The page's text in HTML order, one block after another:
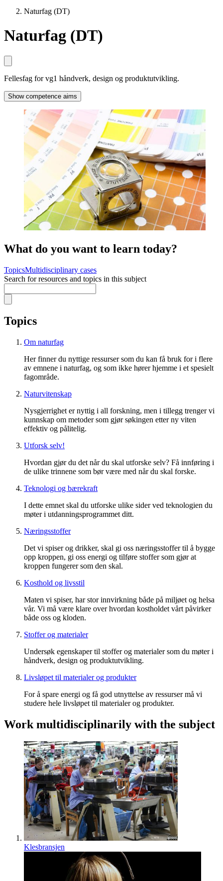
Naturfag (DT)
Naturfag (DT)
Fellesfag for vg1 håndverk, design og produktutvikling.
Show competence aims
What do you want to learn today?
TopicsMultidisciplinary cases
Search for resources and topics in this subject
Topics
Om naturfag
Her finner du nyttige ressurser som du kan få bruk for i flere
av emnene i naturfag, og som ikke hører hjemme i et spesielt
fagområde.
Naturvitenskap
Nysgjerrighet er nyttig i all forskning, men i tillegg trenger vi
kunnskap om metoder som gjør søkingen etter ny viten
effektiv og pålitelig.
Utforsk selv!
Hvordan gjør du det når du skal utforske selv? Få innføring i
de ulike trinnene som bør være med når du skal forske.
Teknologi og bærekraft
I dette emnet skal du utforske ulike sider ved teknologien du
møter i utdanningsprogrammet ditt.
Næringsstoffer
Det vi spiser og drikker, skal gi oss næringsstoffer til å bygge
opp kroppen, gi oss energi og tilføre stoffer som gjør at
kroppen fungerer som den skal.
Kosthold og livsstil
Maten vi spiser, har stor innvirkning både på miljøet og helsa
vår. Vi må være klare over hvordan kostholdet vårt påvirker
både oss og kloden.
Stoffer og materialer
Undersøk egenskaper til stoffer og materialer som du møter i
håndverk, design og produktutvikling.
Livsløpet til materialer og produkter
For å spare energi og få god utnyttelse av ressurser må vi
studere hele livsløpet til materialer og produkter.
Work multidisciplinarily with the subject
Klesbransjen